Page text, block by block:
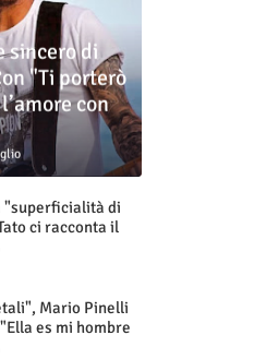
sincero di
"Ti porterò
con
"superficialità di
ci racconta il
"Vuoti digitali"
Mario Pinelli
es mi hombre
è lei)"